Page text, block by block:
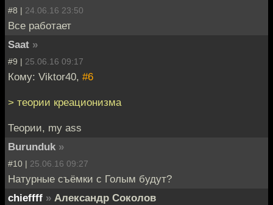
#8 | 24.06.16 23:50
Все работает
Saat »
#9 | 25.06.16 09:17
Кому: Viktor40, #6
> теории креационизма
Теории, my ass
Burunduk »
#10 | 25.06.16 09:27
Натурные съёмки с Голым будут?
chieffff » Александр Соколов